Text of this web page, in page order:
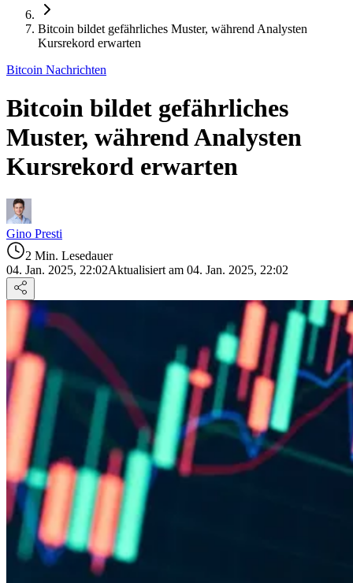
Bitcoin bildet gefährliches Muster, während Analysten
Kursrekord erwarten
Bitcoin Nachrichten
Bitcoin bildet gefährliches
Muster, während Analysten
Kursrekord erwarten
Gino Presti
2 Min. Lesedauer
04. Jan. 2025, 22:02Aktualisiert am 04. Jan. 2025, 22:02